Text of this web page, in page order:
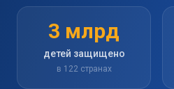
3 млрд
детей защищено
в 122 странах